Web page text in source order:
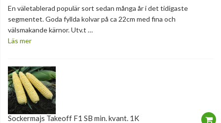
En väletablerad populär sort sedan många år i det tidigaste
segmentet. Goda fyllda kolvar på ca 22cm med fina och
välsmakande kärnor. Utv.t …
Läs mer
Sockermajs Takeoff F1 SB min. kvant. 1K